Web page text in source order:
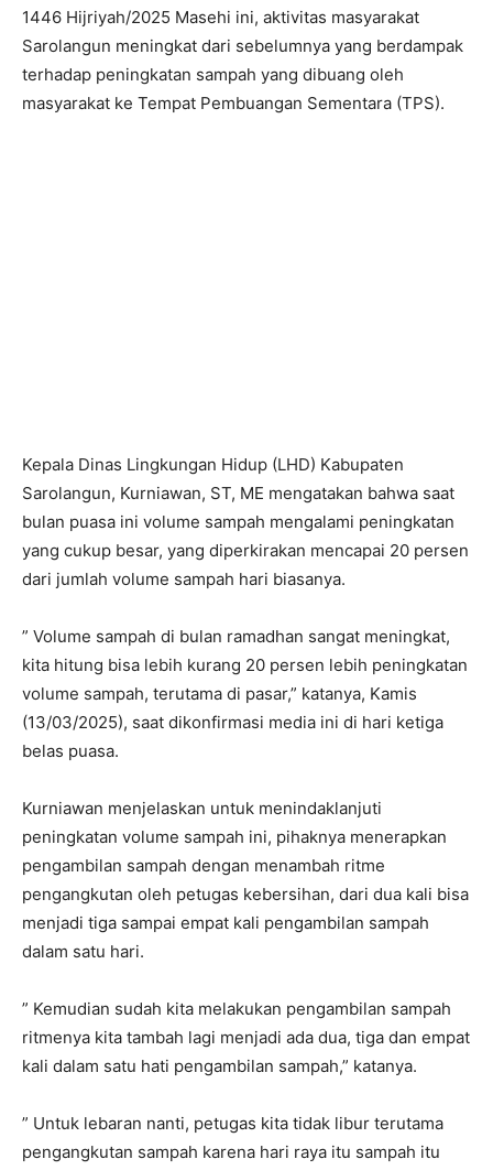
1446 Hijriyah/2025 Masehi ini, aktivitas masyarakat
Sarolangun meningkat dari sebelumnya yang berdampak
terhadap peningkatan sampah yang dibuang oleh
masyarakat ke Tempat Pembuangan Sementara (TPS).
Kepala Dinas Lingkungan Hidup (LHD) Kabupaten
Sarolangun, Kurniawan, ST, ME mengatakan bahwa saat
bulan puasa ini volume sampah mengalami peningkatan
yang cukup besar, yang diperkirakan mencapai 20 persen
dari jumlah volume sampah hari biasanya.
” Volume sampah di bulan ramadhan sangat meningkat,
kita hitung bisa lebih kurang 20 persen lebih peningkatan
volume sampah, terutama di pasar,” katanya, Kamis
(13/03/2025), saat dikonfirmasi media ini di hari ketiga
belas puasa.
Kurniawan menjelaskan untuk menindaklanjuti
peningkatan volume sampah ini, pihaknya menerapkan
pengambilan sampah dengan menambah ritme
pengangkutan oleh petugas kebersihan, dari dua kali bisa
menjadi tiga sampai empat kali pengambilan sampah
dalam satu hari.
” Kemudian sudah kita melakukan pengambilan sampah
ritmenya kita tambah lagi menjadi ada dua, tiga dan empat
kali dalam satu hati pengambilan sampah,” katanya.
” Untuk lebaran nanti, petugas kita tidak libur terutama
pengangkutan sampah karena hari raya itu sampah itu